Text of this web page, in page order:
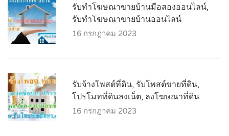
รับทำโฆษณาขายบ้านมือสองออนไลน์,
รับทำโฆษณาขายบ้านออนไลน์
16 กรกฎาคม 2023
รับจ้างโพสต์ที่ดิน, รับโพสต์ขายที่ดิน,
โปรโมทที่ดินลงเน็ต, ลงโฆษณาที่ดิน
16 กรกฎาคม 2023